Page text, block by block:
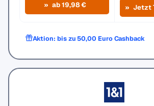
ab 19,98 € Jetzt
Aktion: bis zu 50,00 Euro Cashback